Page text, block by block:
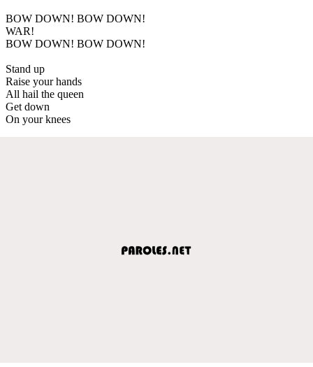
BOW DOWN! BOW DOWN!
WAR!
BOW DOWN! BOW DOWN!
Stand up
Raise your hands
All hail the queen
Get down
On your knees